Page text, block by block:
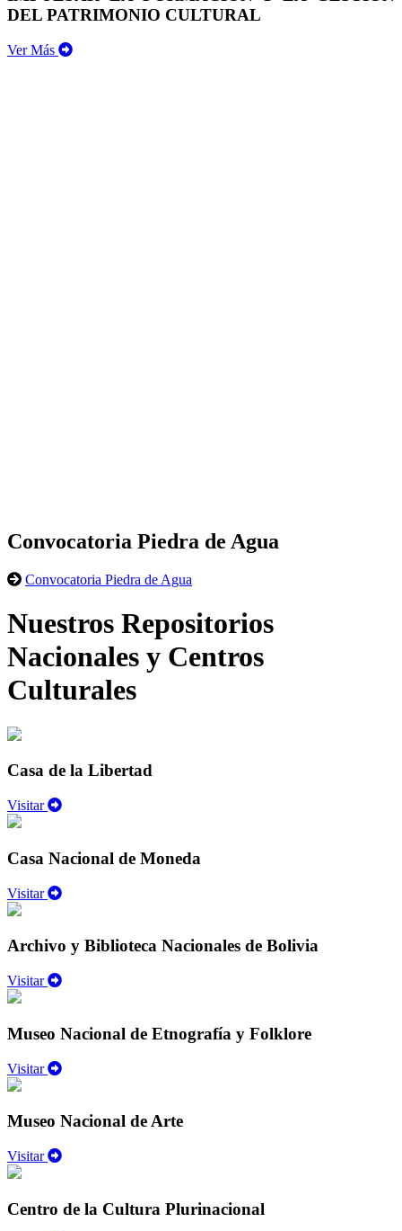
DEL PATRIMONIO CULTURAL
Ver Más
Convocatoria Piedra de Agua
Convocatoria Piedra de Agua
Nuestros Repositorios
Nacionales y Centros
Culturales
Casa de la Libertad
Visitar
Casa Nacional de Moneda
Visitar
Archivo y Biblioteca Nacionales de Bolivia
Visitar
Museo Nacional de Etnografía y Folklore
Visitar
Museo Nacional de Arte
Visitar
Centro de la Cultura Plurinacional